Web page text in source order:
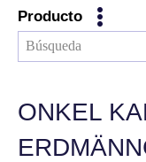
Producto
ONKEL